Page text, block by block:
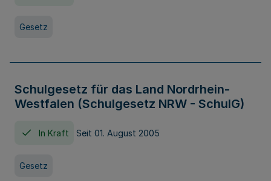
Gesetz
Schulgesetz für das Land Nordrhein-
Westfalen (Schulgesetz NRW - SchulG)
In Kraft Seit 01. August 2005
Gesetz